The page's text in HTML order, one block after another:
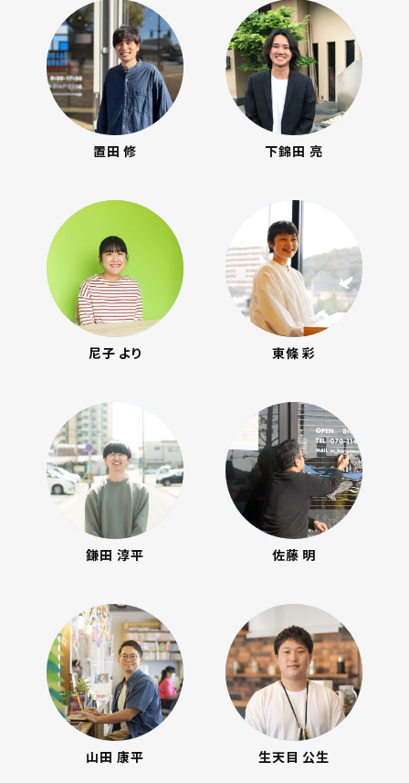
置田 修 下錦田 亮
尼子 より 東條 彩
鎌田 淳平 佐藤 明
山田 康平 生天目 公生